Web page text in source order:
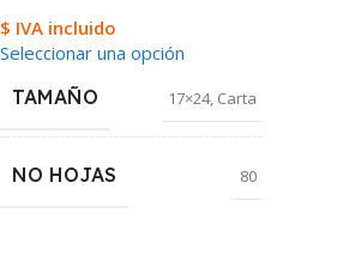
$ IVA incluido
Seleccionar una opción
TAMAÑO
17×24, Carta
NO HOJAS 80